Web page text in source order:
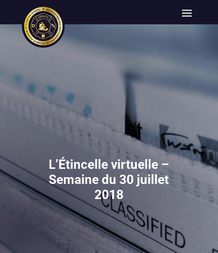
L’Étincelle virtuelle –
Semaine du 30 juillet
2018